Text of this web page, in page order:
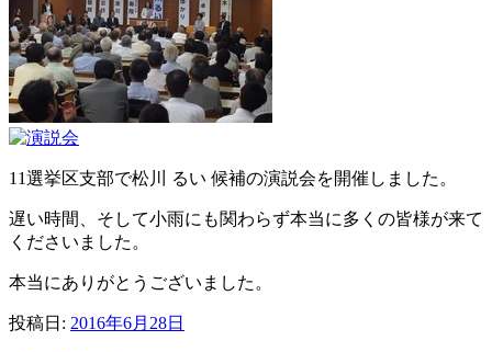
11選挙区支部で松川 るい 候補の演説会を開催しました。
遅い時間、そして小雨にも関わらず本当に多くの皆様が来て
くださいました。
本当にありがとうございました。
投稿日: 2016年6月28日